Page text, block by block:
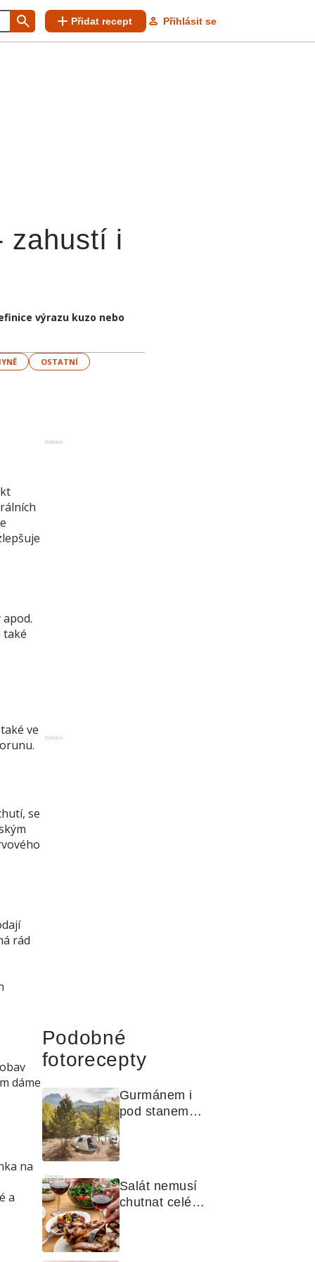
Přidat recept Přihlásit se
zahustí i
výrazu kuzo nebo
OSTATNÍ
také
ve
se
rád
dáme
na
a
Reklama
Reklama
Podobné
fotorecepty
Gurmánem i
pod stanem?
Jak na polní
kuchyni a na
čem vařit
Reklama
Salát nemusí
chutnat celé
léto stejně.
Objevte
zálivky, které